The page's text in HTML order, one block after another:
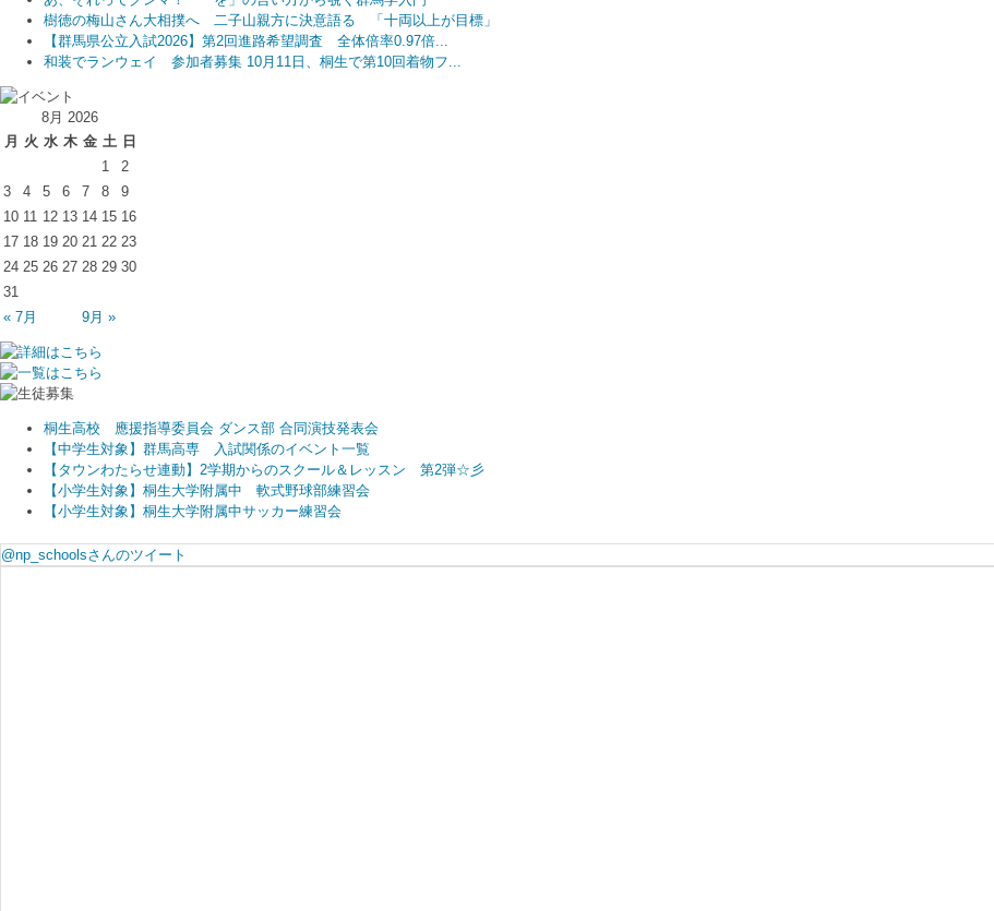
樹徳の梅山さん大相撲へ 二子山親方に決意語る 「十両以上が目標」
【群馬県公立入試2026】第2回進路希望調査 全体倍率0.97倍...
和装でランウェイ 参加者募集 10月11日、桐生で第10回着物フ...
8月 2026
月 火 水 木 金 土 日
1
2
3
4 5 6 7 8
9
10 11 12 13 14 15 16
17 18 19 20 21 22 23
24 25 26 27 28 29 30
31
« 7月
9月 »
桐生高校 應援指導委員会 ダンス部 合同演技発表会
【中学生対象】群馬高専 入試関係のイベント一覧
【タウンわたらせ連動】2学期からのスクール＆レッスン 第2弾☆彡
【小学生対象】桐生大学附属中 軟式野球部練習会
【小学生対象】桐生大学附属中サッカー練習会
@np_schoolsさんのツイート